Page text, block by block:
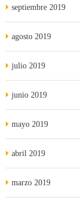
septiembre 2019
agosto 2019
julio 2019
junio 2019
mayo 2019
abril 2019
marzo 2019